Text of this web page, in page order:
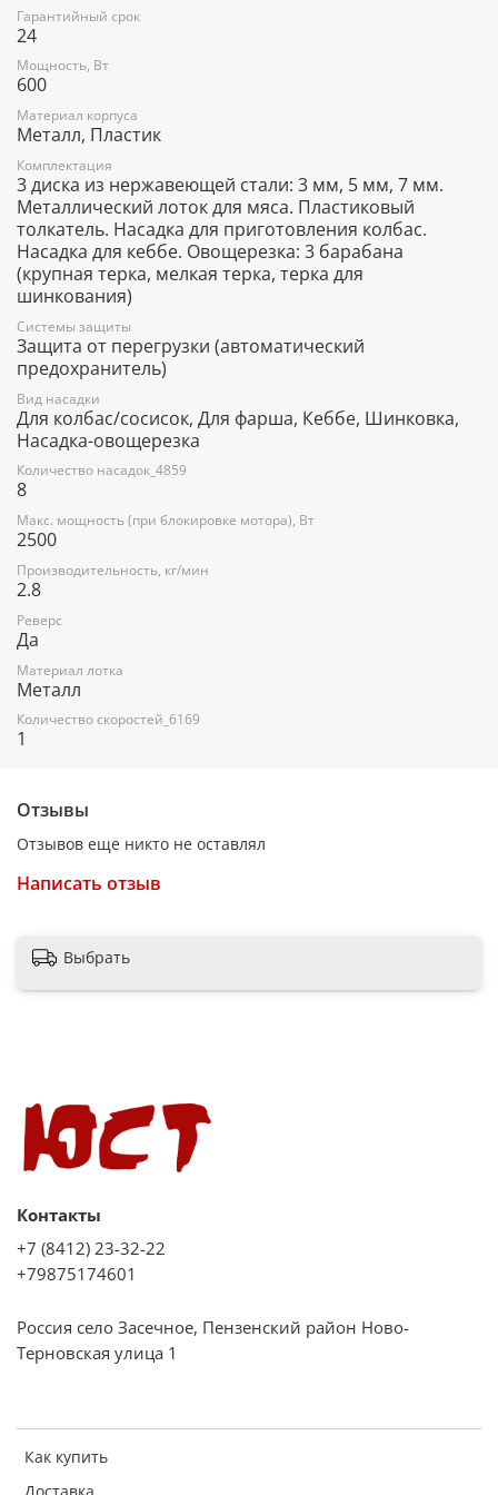
Гарантийный срок
24
Мощность, Вт
600
Материал корпуса
Металл, Пластик
Комплектация
3 диска из нержавеющей стали: 3 мм, 5 мм, 7 мм.
Металлический лоток для мяса. Пластиковый
толкатель. Насадка для приготовления колбас.
Насадка для кеббе. Овощерезка: 3 барабана
(крупная терка, мелкая терка, терка для
шинкования)
Системы защиты
Защита от перегрузки (автоматический
предохранитель)
Вид насадки
Для колбас/сосисок, Для фарша, Кеббе, Шинковка,
Насадка-овощерезка
Количество насадок_4859
8
Макс. мощность (при блокировке мотора), Вт
2500
Производительность, кг/мин
2.8
Реверс
Да
Материал лотка
Металл
Количество скоростей_6169
1
Отзывы
Отзывов еще никто не оставлял
Написать отзыв
Выбрать
Как купить
Контакты
+7 (8412) 23-32-22
+79875174601
Россия село Засечное, Пензенский район Ново-
Терновская улица 1